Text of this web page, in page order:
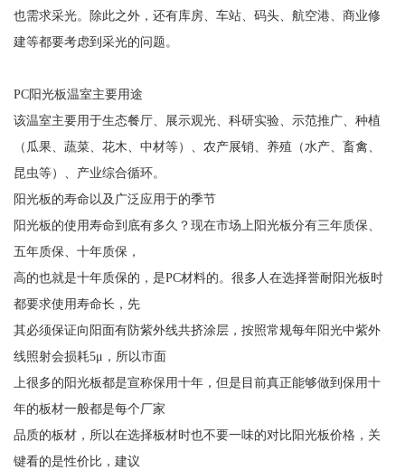
也需求采光。除此之外，还有库房、车站、码头、航空港、商业修
建等都要考虑到采光的问题。
PC阳光板温室主要用途
该温室主要用于生态餐厅、展示观光、科研实验、示范推广、种植
（瓜果、蔬菜、花木、中材等）、农产展销、养殖（水产、畜禽、
昆虫等）、产业综合循环。
阳光板的寿命以及广泛应用于的季节
阳光板的使用寿命到底有多久？现在市场上阳光板分有三年质保、
五年质保、十年质保，
高的也就是十年质保的，是PC材料的。很多人在选择誉耐阳光板时
都要求使用寿命长，先
其必须保证向阳面有防紫外线共挤涂层，按照常规每年阳光中紫外
线照射会损耗5μ，所以市面
上很多的阳光板都是宣称保用十年，但是目前真正能够做到保用十
年的板材一般都是每个厂家
品质的板材，所以在选择板材时也不要一味的对比阳光板价格，关
键看的是性价比，建议